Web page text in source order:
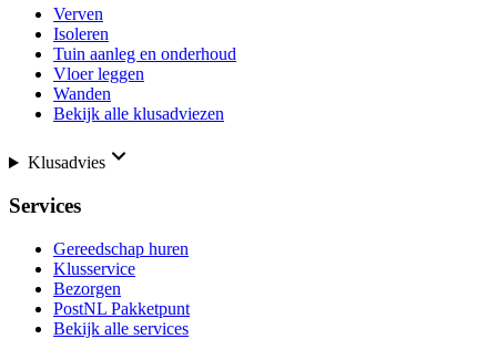
Verven
Isoleren
Tuin aanleg en onderhoud
Vloer leggen
Wanden
Bekijk alle klusadviezen
Klusadvies
Services
Gereedschap huren
Klusservice
Bezorgen
PostNL Pakketpunt
Bekijk alle services